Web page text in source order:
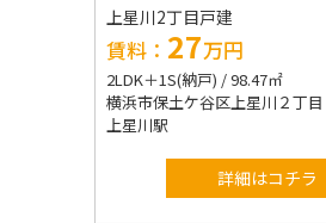
上星川2丁目戸建
賃料： 27万円
2LDK＋1S(納戸) / 98.47㎡
横浜市保土ケ谷区上星川２丁目
上星川駅
詳細はコチラ